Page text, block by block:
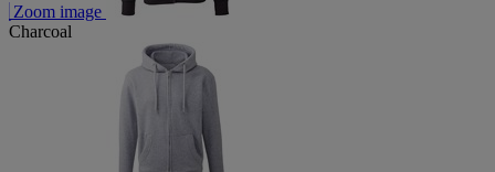
Zoom image
Charcoal